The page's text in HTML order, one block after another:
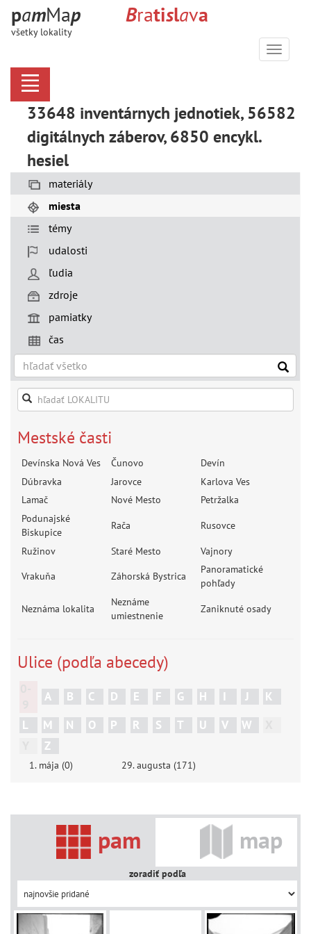
pamMap
všetky lokality
Bratislava
Menu
33648 inventárnych jednotiek, 56582
digitálnych záberov, 6850 encykl.
hesiel
materiály
miesta
témy
udalosti
ľudia
zdroje
pamiatky
čas
Mestské časti
Devínska Nová Ves Čunovo
Devín
Dúbravka
Jarovce
Karlova Ves
Lamač
Nové Mesto
Petržalka
Podunajské
Biskupice
Rača Rusovce
Ružinov Staré Mesto Vajnory
Vrakuňa Záhorská Bystrica
Panoramatické
pohľady
Neznáma lokalita
Neznáme
umiestnenie
Zaniknuté osady
Ulice (podľa abecedy)
A B C D E F G H I J
K
L
M N O P R S T U V W
Z
1. mája (0) 29. augusta (171)
pam map
zoradiť podľa